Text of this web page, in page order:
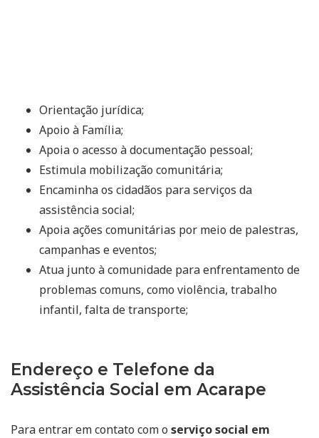
Orientação jurídica;
Apoio à Família;
Apoia o acesso à documentação pessoal;
Estimula mobilização comunitária;
Encaminha os cidadãos para serviços da
assistência social;
Apoia ações comunitárias por meio de palestras,
campanhas e eventos;
Atua junto à comunidade para enfrentamento de
problemas comuns, como violência, trabalho
infantil, falta de transporte;
Endereço e Telefone da
Assistência Social em Acarape
Para entrar em contato com o serviço social em